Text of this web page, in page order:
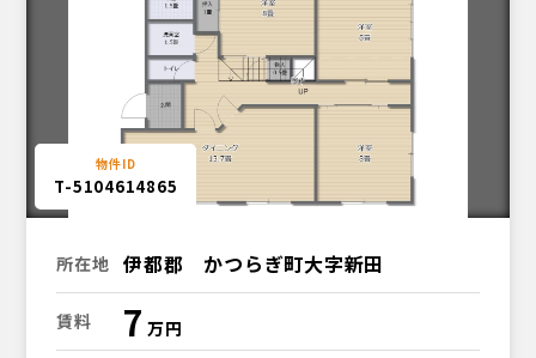
T-5104614865
所在地 伊都郡 かつらぎ町大字新田
賃料 7